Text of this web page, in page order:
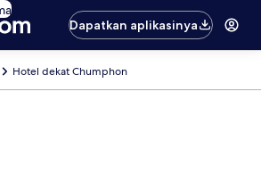
Dapatkan aplikasinya
Hotel dekat Chumphon